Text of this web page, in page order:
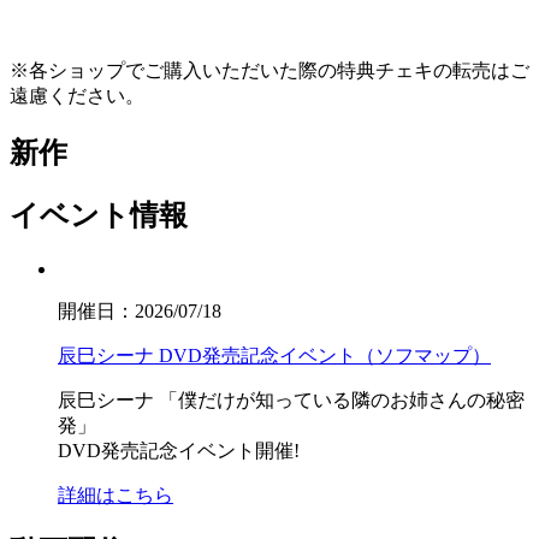
※各ショップでご購入いただいた際の特典チェキの転売はご
遠慮ください。
新作
イベント情報
開催日：2026/07/18
辰巳シーナ DVD発売記念イベント（ソフマップ）
辰巳シーナ
「僕だけが知っている隣のお姉さんの秘密
発」
DVD発売記念イベント開催!
詳細はこちら